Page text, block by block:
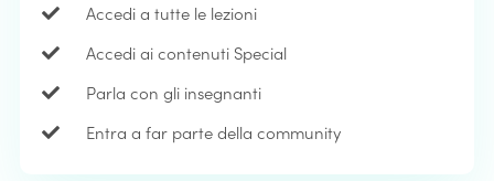
Accedi a tutte le lezioni
Accedi ai contenuti Special
Parla con gli insegnanti
Entra a far parte della community